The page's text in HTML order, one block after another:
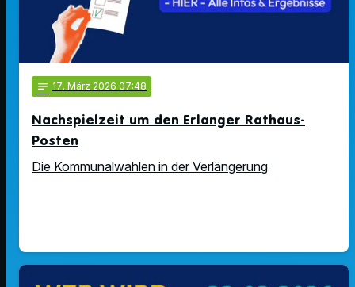
notes 17. März 2026 07:48
Nachspielzeit um den Erlanger Rathaus-
Posten
Die Kommunalwahlen in der Verlängerung